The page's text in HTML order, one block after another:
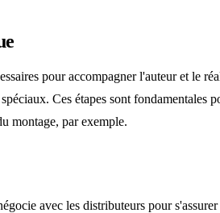
pour accompagner l'auteur et le
Ces étapes sont
montage, par exemple.
avec les distributeurs pour